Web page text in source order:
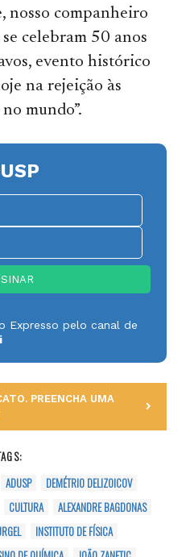
nosso companheiro
celebram 50 anos
evento histórico
na rejeição às
mundo”.
Expresso pelo canal de
PREENCHA UMA
ADUSP
DEMÉTRIO DELIZOICOV
CULTURA
ALEXANDRE BAGDONAS
INSTITUTO DE FÍSICA